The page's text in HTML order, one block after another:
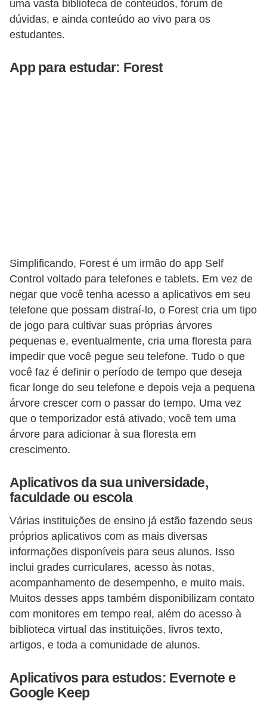
uma vasta biblioteca de conteúdos, fórum de
dúvidas, e ainda conteúdo ao vivo para os
estudantes.
App para estudar: Forest
Simplificando, Forest é um irmão do app Self
Control voltado para telefones e tablets. Em vez de
negar que você tenha acesso a aplicativos em seu
telefone que possam distraí-lo, o Forest cria um tipo
de jogo para cultivar suas próprias árvores
pequenas e, eventualmente, cria uma floresta para
impedir que você pegue seu telefone. Tudo o que
você faz é definir o período de tempo que deseja
ficar longe do seu telefone e depois veja a pequena
árvore crescer com o passar do tempo. Uma vez
que o temporizador está ativado, você tem uma
árvore para adicionar à sua floresta em
crescimento.
Aplicativos da sua universidade,
faculdade ou escola
Várias instituições de ensino já estão fazendo seus
próprios aplicativos com as mais diversas
informações disponíveis para seus alunos. Isso
inclui grades curriculares, acesso às notas,
acompanhamento de desempenho, e muito mais.
Muitos desses apps também disponibilizam contato
com monitores em tempo real, além do acesso à
biblioteca virtual das instituições, livros texto,
artigos, e toda a comunidade de alunos.
Aplicativos para estudos: Evernote e
Google Keep
r
ô
n
c
a
n
h
e
D
i
n
h
e
r
G
e
r
a
l
I
l
u
s
ã
o
d